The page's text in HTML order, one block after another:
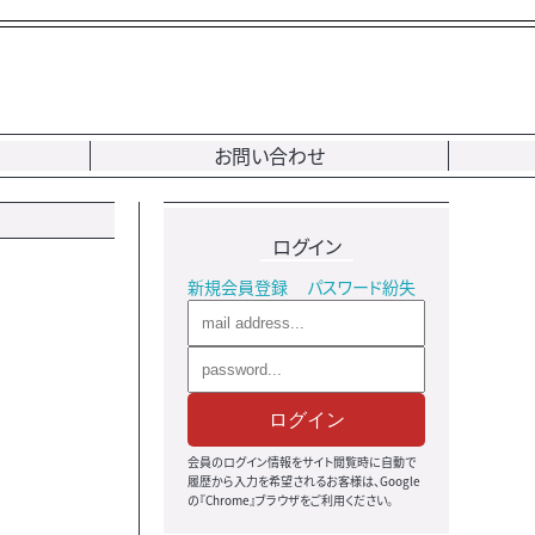
お問い合わせ
ログイン
新規会員登録 パスワード紛失
ログイン
会員のログイン情報をサイト閲覧時に自動で
履歴から入力を希望されるお客様は、Google
の『Chrome』ブラウザをご利用ください。